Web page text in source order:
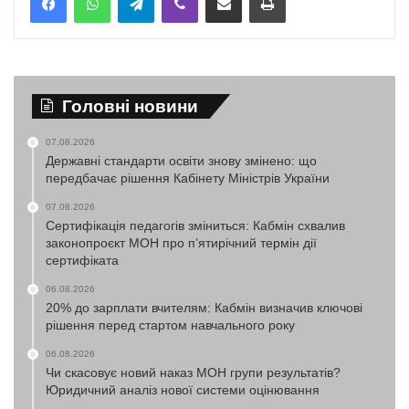
Головні новини
07.08.2026
Державні стандарти освіти знову змінено: що
передбачає рішення Кабінету Міністрів України
07.08.2026
Сертифікація педагогів зміниться: Кабмін схвалив
законопроєкт МОН про п’ятирічний термін дії
сертифіката
06.08.2026
20% до зарплати вчителям: Кабмін визначив ключові
рішення перед стартом навчального року
06.08.2026
Чи скасовує новий наказ МОН групи результатів?
Юридичний аналіз нової системи оцінювання